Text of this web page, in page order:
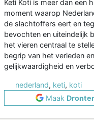
Keti Koti is meer dan een
moment waarop
de slachtoffers eert en
bevochten en uiteindelijk
het vieren centraal te
begrip van het verleden
gelijkwaardigheid en
nederland, keti, koti
Maak